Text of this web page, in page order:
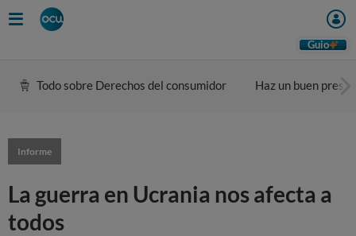
Guio
Todo sobre Derechos del consumidor Haz un buen
Informe
La guerra en Ucrania nos afecta a
todos